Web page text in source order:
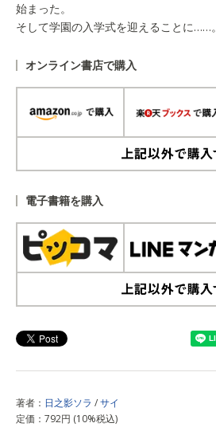
始まった。
そして学園の入学式を迎えることに……。
オンライン書店で購入
電子書籍を購入
著者： 日之影ソラ /サイ
定価：792円 (10%税込)